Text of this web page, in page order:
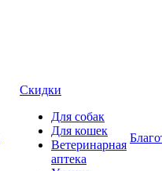
Скидки
Для собак
Для кошек
Ветеринарная
аптека